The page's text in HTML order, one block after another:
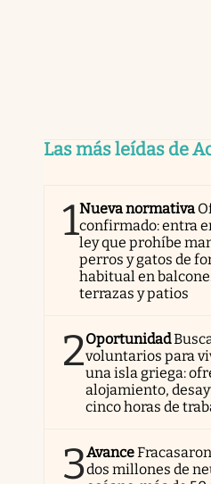
Las más leídas de
1Nueva normativa
confirmado: entra
ley que prohíbe
perros y gatos de
habitual en
terrazas y patios
2Oportunidad
voluntarios para
una isla griega:
alojamiento,
cinco horas de
3Avance
dos millones de